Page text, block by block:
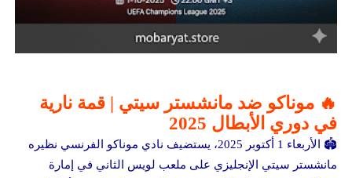
🔥 موناكو ضد مانشستر سيتي | قمة نارية
في دوري الأبطال 2025
🏟️ الأربعاء 1 أكتوبر 2025، يستضيف نادي موناكو الفرنسي نظيره
مانشستر سيتي الإنجليزي على ملعب لويس الثاني في إمارة